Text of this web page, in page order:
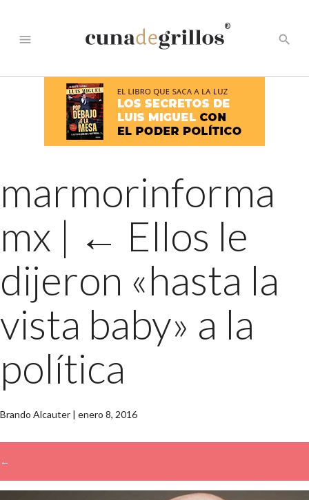
menu
®
search
marmorinforma
mx | ← Ellos le
dijeron «hasta la
vista baby» a la
política
Brando Alcauter | enero 8, 2016
←